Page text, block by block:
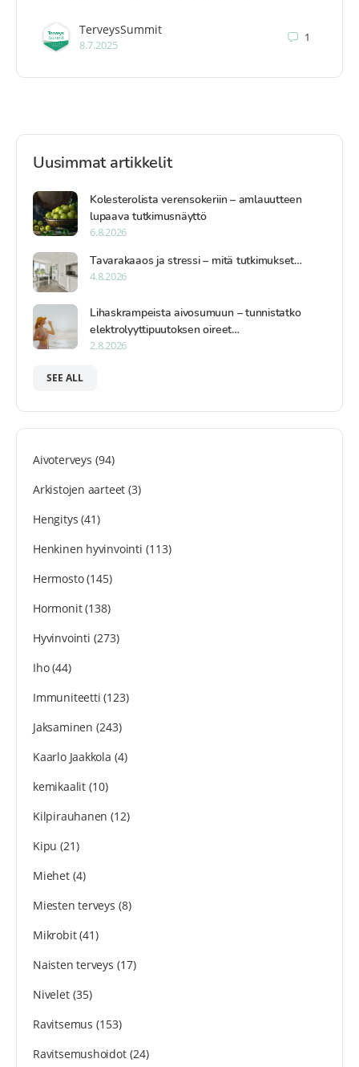
TerveysSummit
8.7.2025
1
Uusimmat artikkelit
Kolesterolista verensokeriin – amlauutteen
lupaava tutkimusnäyttö
6.8.2026
Tavarakaaos ja stressi – mitä tutkimukset…
4.8.2026
Lihaskrampeista aivosumuun – tunnistatko
elektrolyyttipuutoksen oireet…
2.8.2026
SEE ALL
Aivoterveys (94)
Arkistojen aarteet (3)
Hengitys (41)
Henkinen hyvinvointi (113)
Hermosto(145)
Hormonit(138)
Hyvinvointi (273)
Iho(44)
Immuniteetti (123)
Jaksaminen (243)
Kaarlo Jaakkola (4)
kemikaalit(10)
Kilpirauhanen (12)
Kipu (21)
Miehet(4)
Miesten terveys (8)
Mikrobit(41)
Naisten terveys (17)
Nivelet(35)
Ravitsemus (153)
Ravitsemushoidot(24)